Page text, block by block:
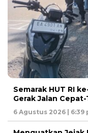
Semarak HUT RI
Gerak Jalan
6 Agustus 2026 | 6:39